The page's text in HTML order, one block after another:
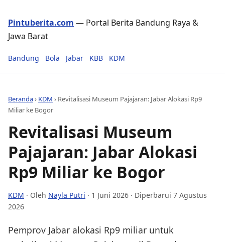
Pintuberita.com — Portal Berita Bandung Raya &
Jawa Barat
Bandung Bola Jabar KBB KDM
Beranda› KDM › Revitalisasi Museum Pajajaran: Jabar Alokasi Rp9
Miliar ke Bogor
Revitalisasi Museum
Pajajaran: Jabar Alokasi
Rp9 Miliar ke Bogor
KDM · Oleh Nayla Putri · 1 Juni 2026 · Diperbarui 7 Agustus
2026
Pemprov Jabar alokasi Rp9 miliar untuk